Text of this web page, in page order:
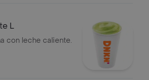
L
con leche caliente.